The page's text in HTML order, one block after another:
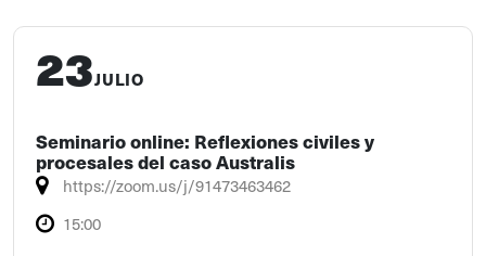
23JULIO
Seminario online: Reflexiones civiles y
procesales del caso Australis
https://zoom.us/j/91473463462
15:00